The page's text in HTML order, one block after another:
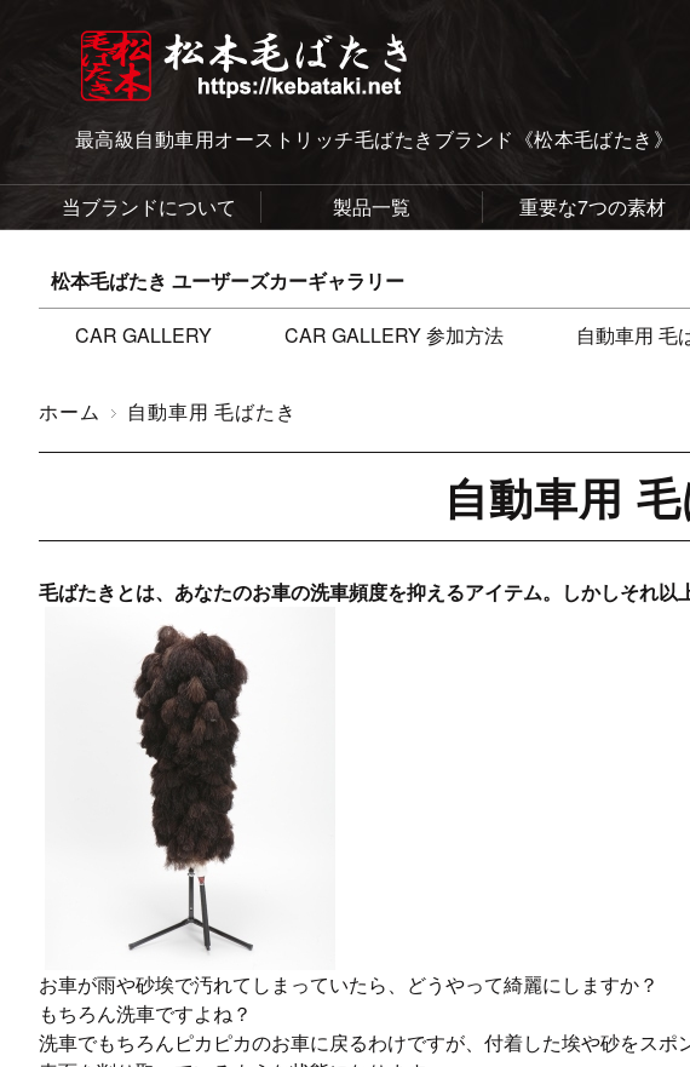
最高級自動車用オーストリッチ毛ばたきブランド《松本毛ばたき》
当ブランドについて 製品一覧 重要な7つの素材
松本毛ばたき ユーザーズカーギャラリー
CAR GALLERY
CAR GALLERY 参加方法 自動車用 毛
ホーム 自動車用 毛ばたき
自動車用
毛ばたきとは、あなたのお車の洗車頻度を抑えるアイテム。しかしそれ
お車が雨や砂埃で汚れてしまっていたら、どうやって綺麗にしますか？
もちろん洗車ですよね？
洗車でもちろんピカピカのお車に戻るわけですが、 付着した埃や砂をスポ